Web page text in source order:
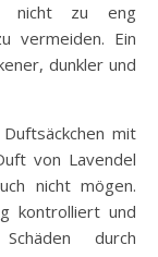
nicht zu eng
vermeiden. Ein
dunkler und
mit
von Lavendel
nicht mögen.
kontrolliert und
durch